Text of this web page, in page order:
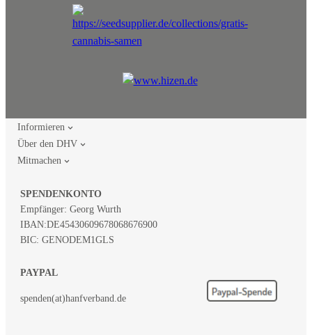
Informieren
Über den DHV
Mitmachen
SPENDENKONTO
Empfänger: Georg Wurth
IBAN:DE45430609678068676900
BIC: GENODEM1GLS
PAYPAL
spenden(at)hanfverband.de